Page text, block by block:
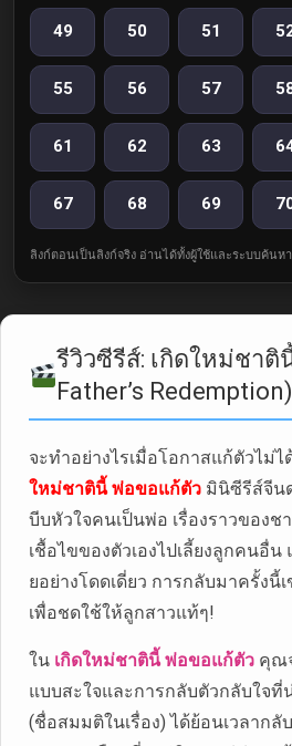
49 50 51
55 56 57
61 62 63
67 68 69
ลิงก์ตอนเป็นลิงก์จริง อ่านได้ทั้งผู้ใช้และระบบค้น
รีวิวซีรีส์: เกิดใหม่ชา
Father’s Redemption)
จะทำอย่างไรเมื่อโอกาสแก้ตัวไม่
ใหม่ชาตินี้ พ่อขอแก้ตัว มินิซีรีส์จีน
บีบหัวใจคนเป็นพ่อ เรื่องราวของช
เชื้อไขของตัวเองไปเลี้ยงลูกคนอื่
ยอย่างโดดเดี่ยว การกลับมาครั้งนี้
เพื่อชดใช้ให้ลูกสาวแท้ๆ!
ใน เกิดใหม่ชาตินี้ พ่อขอแก้ตัว คุณ
แบบสะใจและการกลับตัวกลับใจที่
(ชื่อสมมติในเรื่อง) ได้ย้อนเวลากลั